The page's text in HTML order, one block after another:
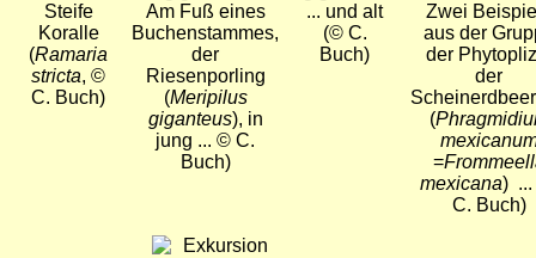
Steife
Koralle
(Ramaria
stricta, ©
C. Buch)
Am Fuß eines
Buchenstammes,
der
Riesenporling
(Meripilus
giganteus), in
jung ... © C.
Buch)
... und alt
(© C.
Buch)
Zwei
aus der
der
der
(
=
mexicana)
C. Buch)
Bild